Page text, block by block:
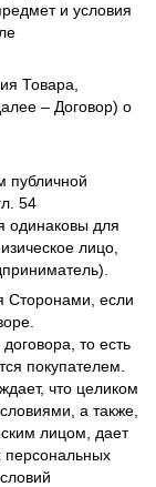
и условия
Товара,
– Договор) о
публичной
54
одинаковы для
лицо,
Сторонами, если
то есть
покупателем.
что целиком
а также,
лицом, дает
персональных